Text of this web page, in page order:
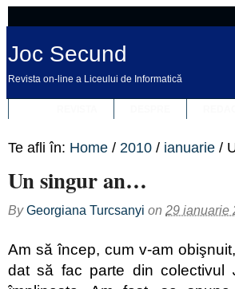
Joc Secund
Revista on-line a Liceului de Informatică
Te afli în: Home / 2010 / ianuarie /
Un singur an…
ByGeorgiana Turcsanyi on 29 ianuarie
Am să încep, cum v-am
dat să fac parte din colectivul